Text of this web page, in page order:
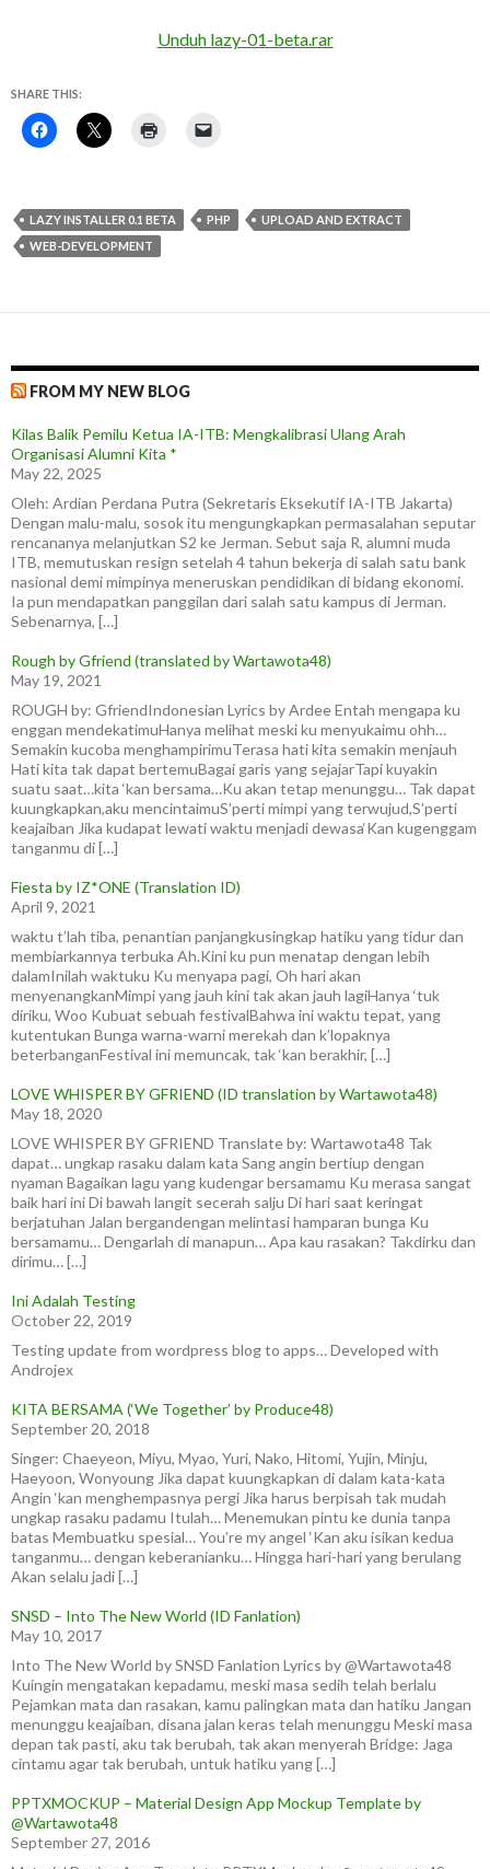
Unduh lazy-01-beta.rar
SHARE THIS:
LAZY INSTALLER 0.1 BETA PHP
UPLOAD AND EXTRACT
WEB-DEVELOPMENT
FROM MY NEW BLOG
Kilas Balik Pemilu Ketua IA-ITB: Mengkalibrasi Ulang Arah
Organisasi Alumni Kita *
May 22, 2025
Oleh: Ardian Perdana Putra (Sekretaris Eksekutif IA-ITB Jakarta)
Dengan malu-malu, sosok itu mengungkapkan permasalahan seputar
rencananya melanjutkan S2 ke Jerman. Sebut saja R, alumni muda
ITB, memutuskan resign setelah 4 tahun bekerja di salah satu bank
nasional demi mimpinya meneruskan pendidikan di bidang ekonomi.
Ia pun mendapatkan panggilan dari salah satu kampus di Jerman.
Sebenarnya, […]
Rough by Gfriend (translated by Wartawota48)
May 19, 2021
ROUGH by: GfriendIndonesian Lyrics by Ardee Entah mengapa ku
enggan mendekatimuHanya melihat meski ku menyukaimu ohh…
Semakin kucoba menghampirimuTerasa hati kita semakin menjauh
Hati kita tak dapat bertemuBagai garis yang sejajarTapi kuyakin
suatu saat…kita ‘kan bersama…Ku akan tetap menunggu… Tak dapat
kuungkapkan,aku mencintaimuS’perti mimpi yang terwujud,S’perti
keajaiban Jika kudapat lewati waktu menjadi dewasa‘Kan kugenggam
tanganmu di […]
Fiesta by IZ*ONE (Translation ID)
April 9, 2021
waktu t’lah tiba, penantian panjangkusingkap hatiku yang tidur dan
membiarkannya terbuka Ah.Kini ku pun menatap dengan lebih
dalamInilah waktuku Ku menyapa pagi, Oh hari akan
menyenangkanMimpi yang jauh kini tak akan jauh lagiHanya ‘tuk
diriku, Woo Kubuat sebuah festivalBahwa ini waktu tepat, yang
kutentukan Bunga warna-warni merekah dan k’lopaknya
beterbanganFestival ini memuncak, tak ‘kan berakhir, […]
LOVE WHISPER BY GFRIEND (ID translation by Wartawota48)
May 18, 2020
LOVE WHISPER BY GFRIEND Translate by: Wartawota48 Tak
dapat… ungkap rasaku dalam kata Sang angin bertiup dengan
nyaman Bagaikan lagu yang kudengar bersamamu Ku merasa sangat
baik hari ini Di bawah langit secerah salju Di hari saat keringat
berjatuhan Jalan bergandengan melintasi hamparan bunga Ku
bersamamu… Dengarlah di manapun… Apa kau rasakan? Takdirku dan
dirimu… […]
Ini Adalah Testing
October 22, 2019
Testing update from wordpress blog to apps… Developed with
Androjex
KITA BERSAMA (‘We Together’ by Produce48)
September 20, 2018
Singer: Chaeyeon, Miyu, Myao, Yuri, Nako, Hitomi, Yujin, Minju,
Haeyoon, Wonyoung Jika dapat kuungkapkan di dalam kata-kata
Angin ‘kan menghempasnya pergi Jika harus berpisah tak mudah
ungkap rasaku padamu Itulah… Menemukan pintu ke dunia tanpa
batas Membuatku spesial… You’re my angel ‘Kan aku isikan kedua
tanganmu… dengan keberanianku… Hingga hari-hari yang berulang
Akan selalu jadi […]
SNSD – Into The New World (ID Fanlation)
May 10, 2017
Into The New World by SNSD Fanlation Lyrics by @Wartawota48
Kuingin mengatakan kepadamu, meski masa sedih telah berlalu
Pejamkan mata dan rasakan, kamu palingkan mata dan hatiku Jangan
menunggu keajaiban, disana jalan keras telah menunggu Meski masa
depan tak pasti, aku tak berubah, tak akan menyerah Bridge: Jaga
cintamu agar tak berubah, untuk hatiku yang […]
PPTXMOCKUP – Material Design App Mockup Template by
@Wartawota48
September 27, 2016